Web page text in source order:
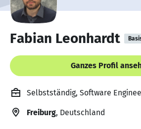
Fabian Leonhardt
Ganzes Profil
Selbstständig, Software
Freiburg, Deutschland